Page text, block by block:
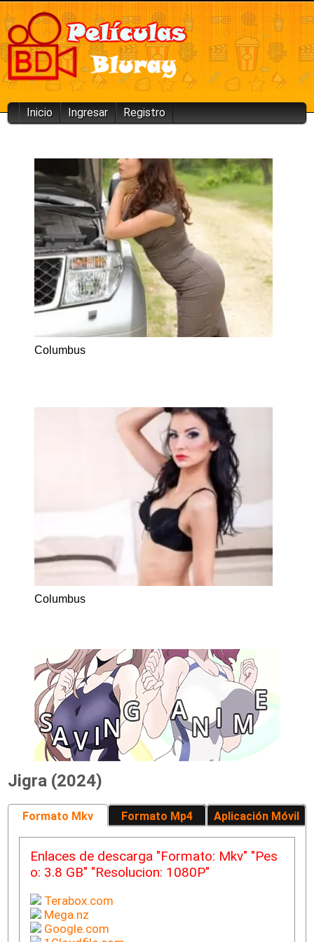
.
Inicio
Ingresar Registro
Columbus
Columbus
Jigra (2024)
Formato Mkv Formato Mp4 Aplicación Móvil
Enlaces de descarga "Formato: Mkv" "Pes
o: 3.8 GB" "Resolucion: 1080P"
Terabox.com
Mega.nz
Google.com